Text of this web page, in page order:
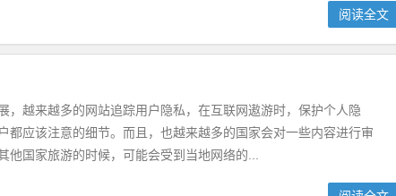
阅读全文
，越来越多的网站追踪用户隐私，在互联网遨游时，保护个人隐
都应该注意的细节。而且，也越来越多的国家会对一些内容进行审
他国家旅游的时候，可能会受到当地网络的...